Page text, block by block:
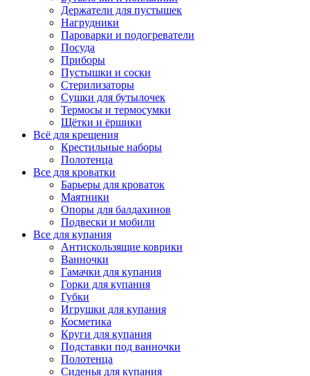
Держатели для пустышек
Нагрудники
Пароварки и подогреватели
Посуда
Приборы
Пустышки и соски
Стерилизаторы
Сушки для бутылочек
Термосы и термосумки
Щётки и ёршики
Всё для крещения
Крестильные наборы
Полотенца
Все для кроватки
Барьеры для кроваток
Маятники
Опоры для балдахинов
Подвески и мобили
Все для купания
Антискользящие коврики
Ванночки
Гамачки для купания
Горки для купания
Губки
Игрушки для купания
Косметика
Круги для купания
Подставки под ванночки
Полотенца
Сиденья для купания